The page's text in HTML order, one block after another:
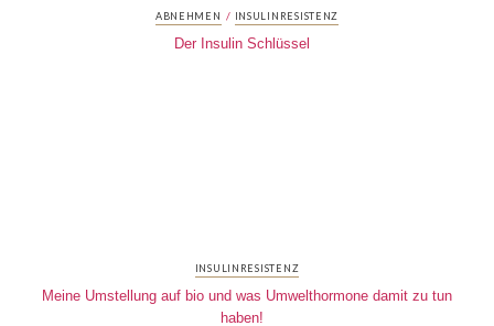
ABNEHMEN / INSULINRESISTENZ
Der Insulin Schlüssel
INSULINRESISTENZ
Meine Umstellung auf bio und was Umwelthormone damit zu tun
haben!